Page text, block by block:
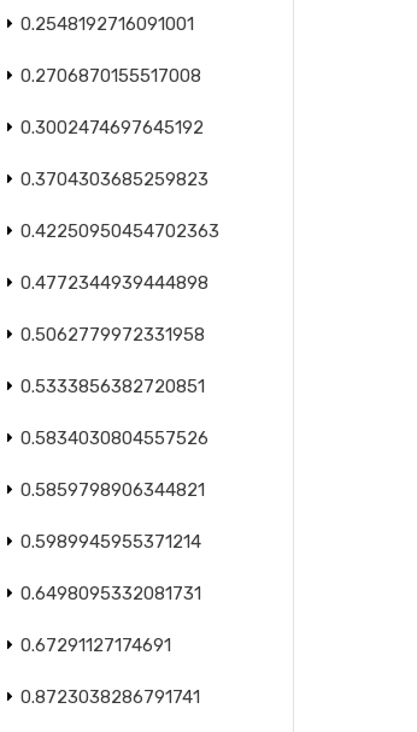
0.2548192716091001
0.2706870155517008
0.3002474697645192
0.3704303685259823
0.42250950454702363
0.4772344939444898
0.5062779972331958
0.5333856382720851
0.5834030804557526
0.5859798906344821
0.5989945955371214
0.6498095332081731
0.67291127174691
0.8723038286791741